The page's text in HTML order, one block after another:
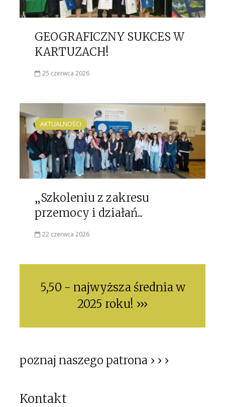
GEOGRAFICZNY SUKCES W
KARTUZACH!
25 czerwca 2026
AKTUALNOŚCI
„Szkoleniu z zakresu
przemocy i działań...
22 czerwca 2026
5,50 - najwyższa średnia w
2025 roku! ›››
poznaj naszego patrona › › ›
Kontakt